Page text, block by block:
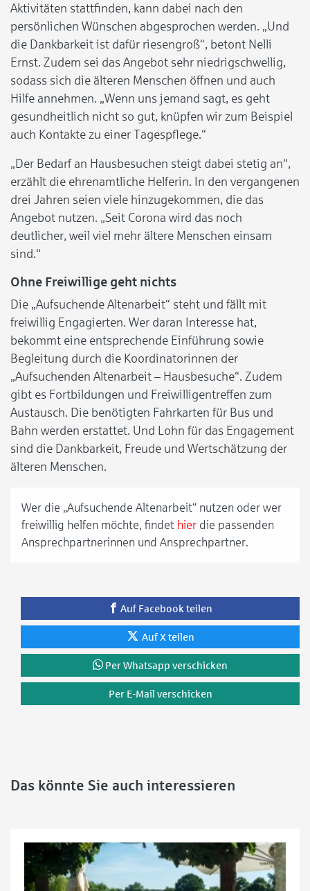
Aktivitäten stattfinden, kann dabei nach den
persönlichen Wünschen abgesprochen werden. „Und
die Dankbarkeit ist dafür riesengroß“, betont Nelli
Ernst. Zudem sei das Angebot sehr niedrigschwellig,
sodass sich die älteren Menschen öffnen und auch
Hilfe annehmen. „Wenn uns jemand sagt, es geht
gesundheitlich nicht so gut, knüpfen wir zum Beispiel
auch Kontakte zu einer Tagespflege.“
„Der Bedarf an Hausbesuchen steigt dabei stetig an“,
erzählt die ehrenamtliche Helferin. In den vergangenen
drei Jahren seien viele hinzugekommen, die das
Angebot nutzen. „Seit Corona wird das noch
deutlicher, weil viel mehr ältere Menschen einsam
sind.“
Ohne Freiwillige geht nichts
Die „Aufsuchende Altenarbeit“ steht und fällt mit
freiwillig Engagierten. Wer daran Interesse hat,
bekommt eine entsprechende Einführung sowie
Begleitung durch die Koordinatorinnen der
„Aufsuchenden Altenarbeit – Hausbesuche“. Zudem
gibt es Fortbildungen und Freiwilligentreffen zum
Austausch. Die benötigten Fahrkarten für Bus und
Bahn werden erstattet. Und Lohn für das Engagement
sind die Dankbarkeit, Freude und Wertschätzung der
älteren Menschen.
Wer die „Aufsuchende Altenarbeit“ nutzen oder wer
freiwillig helfen möchte, findet hier die passenden
Ansprechpartnerinnen und Ansprechpartner.
Auf Facebook teilen
Auf X teilen
Per Whatsapp verschicken
Per E-Mail verschicken
Das könnte Sie auch interessieren